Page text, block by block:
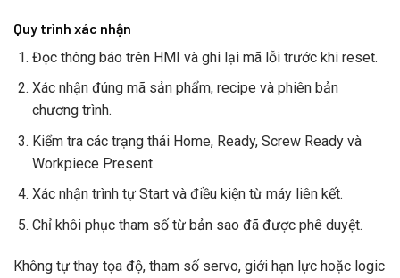
Quy trình xác nhận
Đọc thông báo trên HMI và ghi lại mã lỗi trước khi reset.
Xác nhận đúng mã sản phẩm, recipe và phiên bản
chương trình.
Kiểm tra các trạng thái Home, Ready, Screw Ready và
Workpiece Present.
Xác nhận trình tự Start và điều kiện từ máy liên kết.
Chỉ khôi phục tham số từ bản sao đã được phê duyệt.
Không tự thay tọa độ, tham số servo, giới hạn lực hoặc logic